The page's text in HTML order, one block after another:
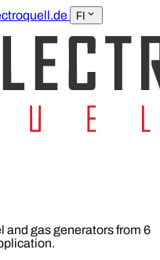
FI
and gas generators from 6